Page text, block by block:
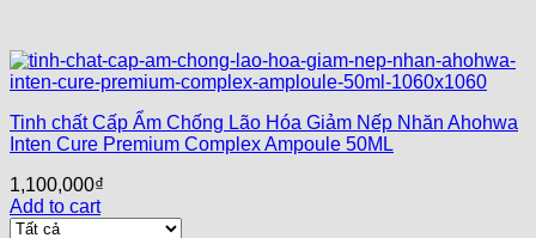
Tinh chất Cấp Ẩm Chống Lão Hóa Giảm Nếp Nhăn Ahohwa
Inten Cure Premium Complex Ampoule 50ML
1,100,000₫
Add to cart